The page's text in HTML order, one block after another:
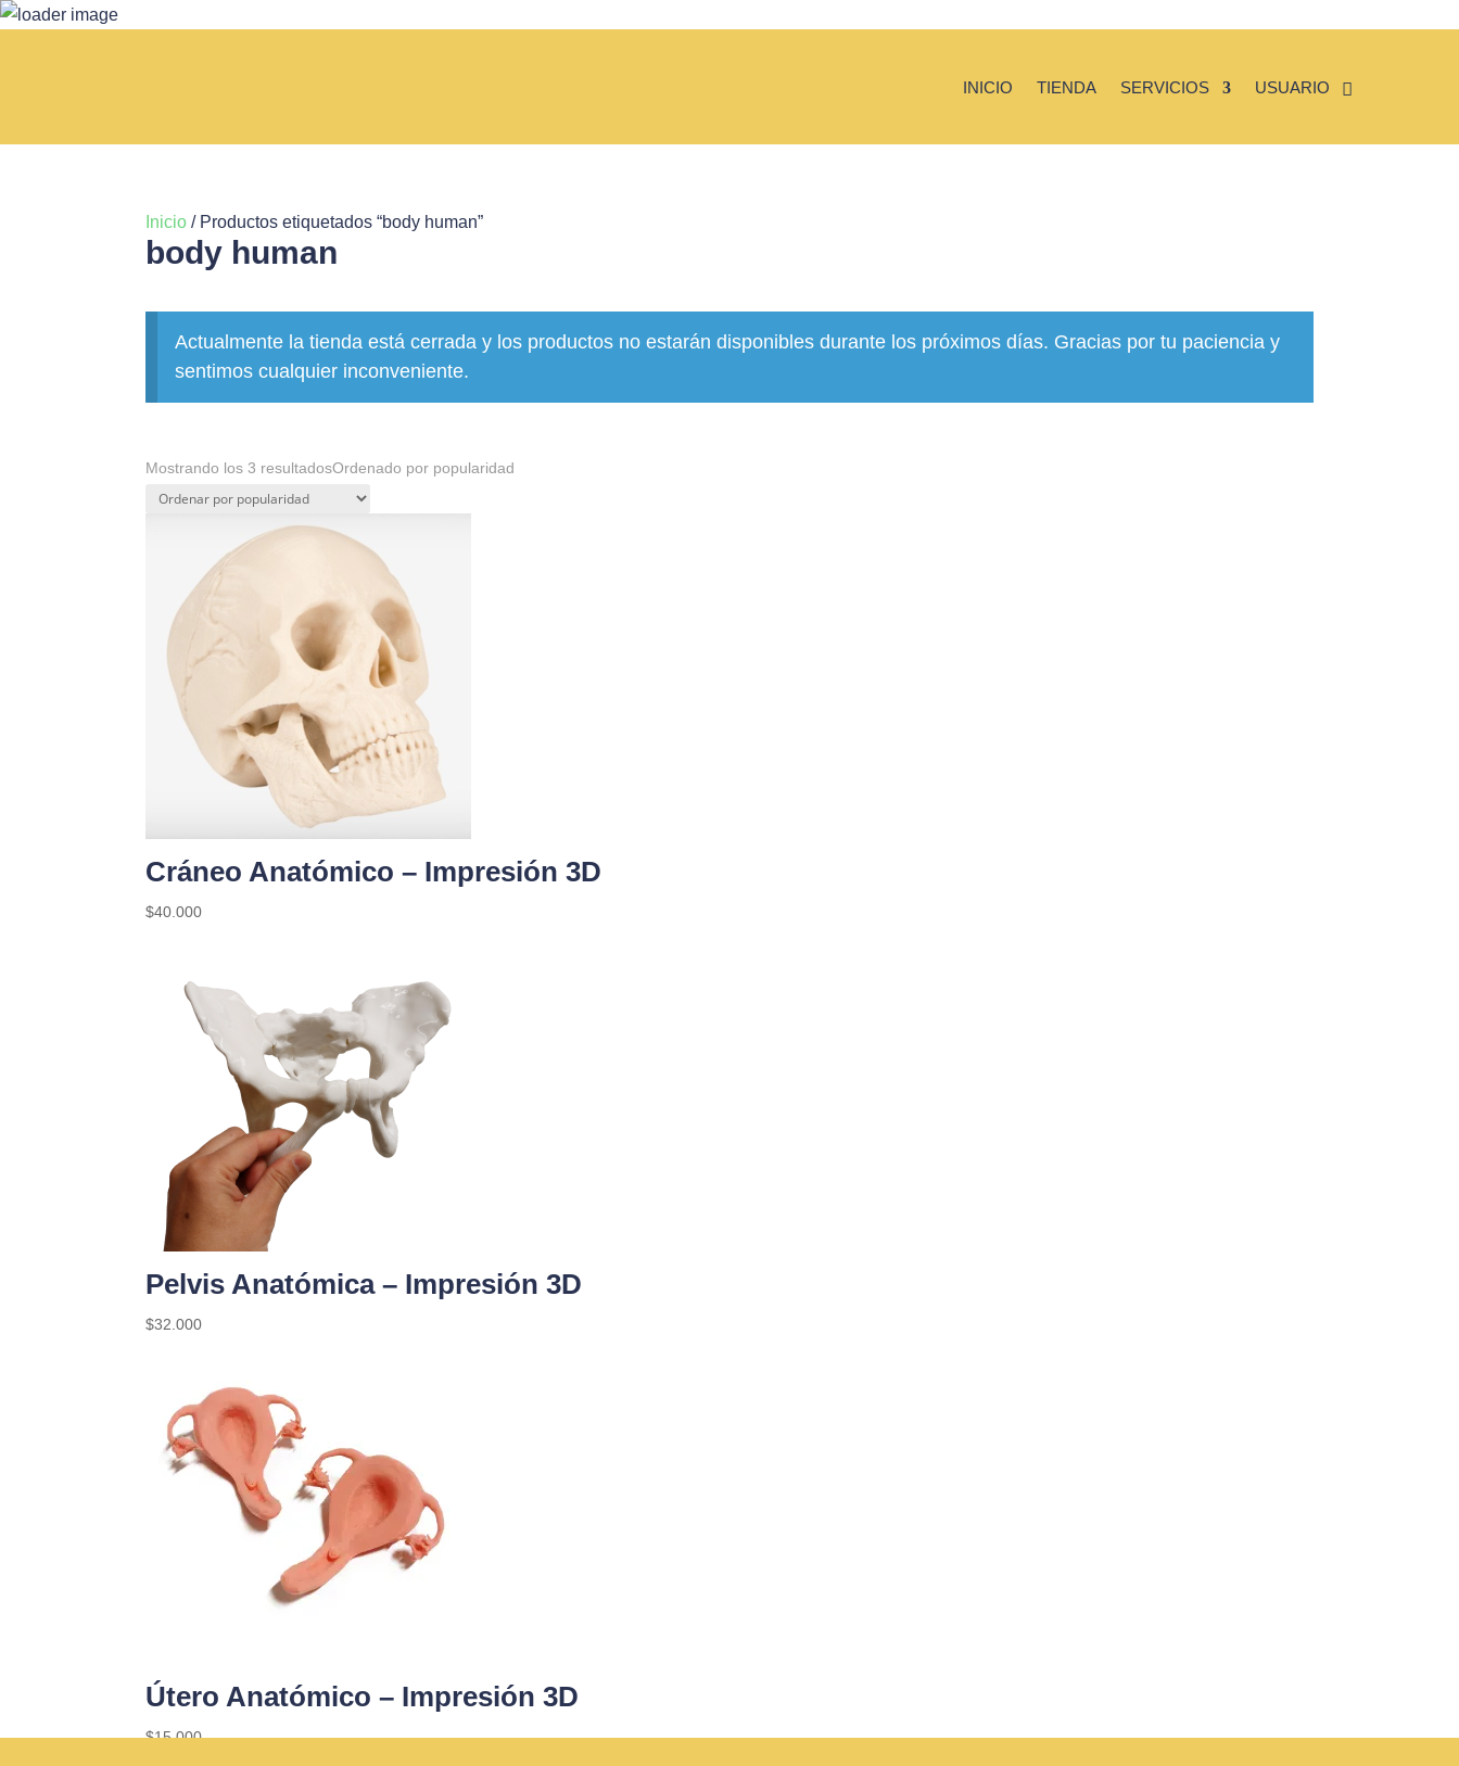
INICIO TIENDA SERVICIOS USUARIO
Inicio / Productos etiquetados “body human”
body human
Actualmente la tienda está cerrada y los productos no estarán disponibles durante los próximos días. Gracias por tu paciencia y
sentimos cualquier inconveniente.
Mostrando los 3 resultadosOrdenado por popularidad
Cráneo Anatómico – Impresión 3D
$40.000
Pelvis Anatómica – Impresión 3D
$32.000
Útero Anatómico – Impresión 3D
$15.000